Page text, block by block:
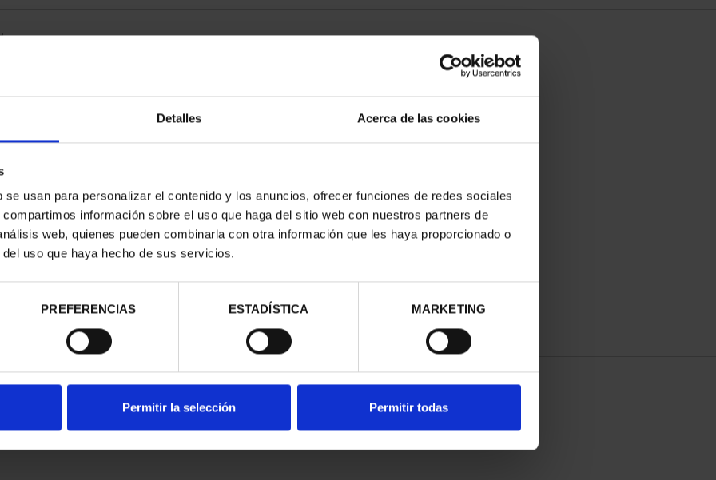
Detalles Acerca de las cookies
usan para personalizar el contenido y los anuncios, ofrecer funciones de redes sociales
información sobre el uso que haga del sitio web con nuestros partners de
web, quienes pueden combinarla con otra información que les haya proporcionado o
uso que haya hecho de sus servicios.
PREFERENCIAS ESTADÍSTICA MARKETING
Permitir la selección Permitir todas
SPANISH
CITI...
users